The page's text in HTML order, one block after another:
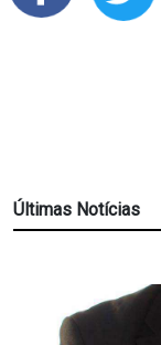
Últimas Notícias